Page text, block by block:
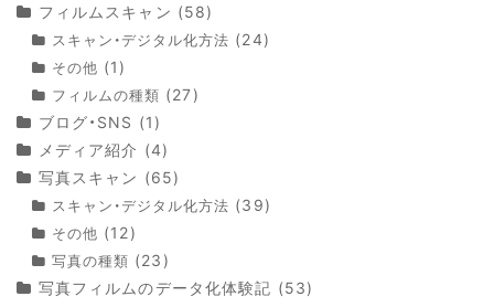
フィルムスキャン (58)
スキャン・デジタル化方法 (24)
その他 (1)
フィルムの種類 (27)
ブログ・SNS (1)
メディア紹介 (4)
写真スキャン (65)
スキャン・デジタル化方法 (39)
その他 (12)
写真の種類 (23)
写真フィルムのデータ化体験記 (53)